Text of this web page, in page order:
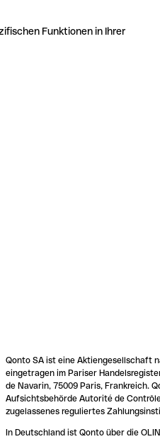
Funktionen in Ihrer
Qonto SA ist eine Aktiengesellschaft
eingetragen im Pariser
de Navarin, 75009 Paris, Frankreich.
Aufsichtsbehörde Autorité de
zugelassenes reguliertes
In Deutschland ist Qonto über die